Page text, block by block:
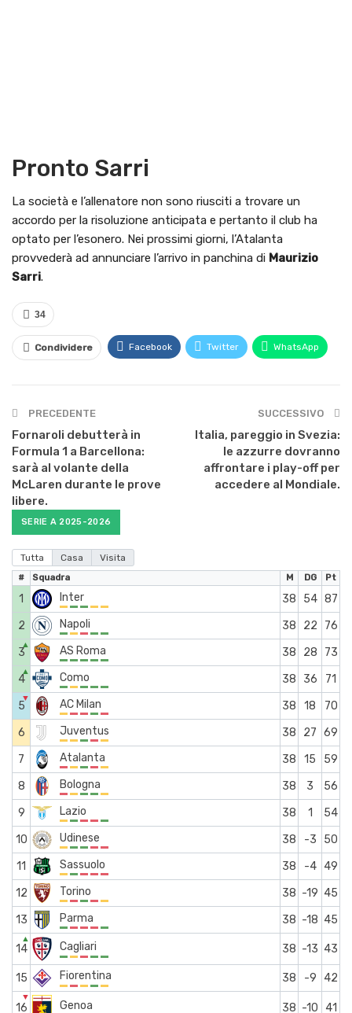
Pronto Sarri
La società e l’allenatore non sono riusciti a trovare un
accordo per la risoluzione anticipata e pertanto il club ha
optato per l’esonero. Nei prossimi giorni, l’Atalanta
provvederà ad annunciare l’arrivo in panchina di Maurizio
Sarri.
34
Condividere Facebook Twitter WhatsApp
PRECEDENTE
Fornaroli debutterà in
Formula 1 a Barcellona:
sarà al volante della
McLaren durante le prove
libere.
SUCCESSIVO
Italia, pareggio in Svezia:
le azzurre dovranno
affrontare i play-off per
accedere al Mondiale.
SERIE A 2025-2026
Tutta Casa Visita
# Squadra M DG Pt
1 Inter 38 54 87
2
Napoli 38 22
76
3
▲ AS Roma 38 28
73
4
▲ Como 38 36
71
5
▼ AC Milan 38 18
70
6
Juventus 38 27 69
7
Atalanta 38 15
59
8
Bologna 38 3
56
9
Lazio 38 1
54
10
Udinese 38 -3
50
11
Sassuolo 38 -4
49
12
Torino 38 -19 45
13
Parma 38 -18 45
14
▲
Cagliari 38 -13 43
15 Fiorentina 38 -9 42
16
▼
Genoa 38 -10 41